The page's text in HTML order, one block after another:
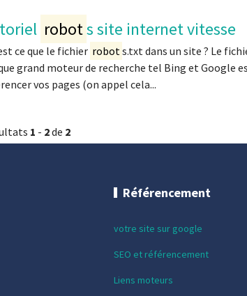
robots site internet vitesse
ce que le fichier robots.txt dans un site ? Le
grand moteur de recherche tel Bing et Google
vos pages (on appel cela...
1 - 2de 2
Référencement
votre site sur google
SEO et référencement
Liens moteurs